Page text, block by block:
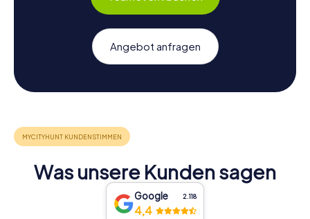
Angebot anfragen
Was unsere Kunden sagen
Google 2.118
4,4